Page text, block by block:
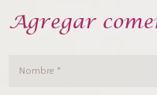
Agregar